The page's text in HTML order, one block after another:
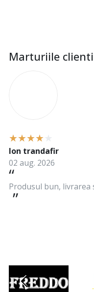
Marturiile
Produsul bun, livrarea
Ion trandafir
02 aug. 2026